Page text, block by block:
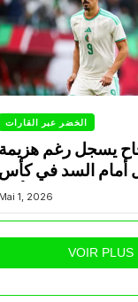
الخضر عبر القارات
يسجل رغم هزيمة
أمام السد في كأس
الأمير
Mai 1, 2026
VOIR PLUS